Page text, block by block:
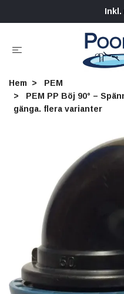
Inkl.
Hem
PEM
PEM PP Böj 90° –
gänga. flera varianter